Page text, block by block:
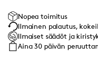
Nopea toimitus
Ilmainen palautus,
Ilmaiset säädöt ja
Aina 30 päivän